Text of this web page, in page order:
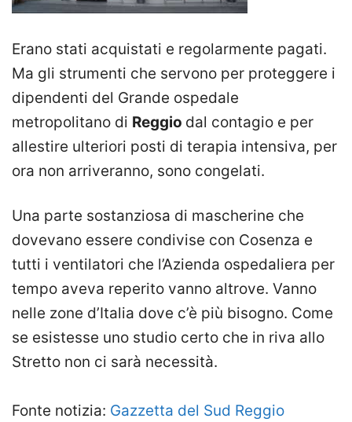
Erano stati acquistati e regolarmente pagati.
Ma gli strumenti che servono per proteggere i
dipendenti del Grande ospedale
metropolitano di Reggio dal contagio e per
allestire ulteriori posti di terapia intensiva, per
ora non arriveranno, sono congelati.
Una parte sostanziosa di mascherine che
dovevano essere condivise con Cosenza e
tutti i ventilatori che l’Azienda ospedaliera per
tempo aveva reperito vanno altrove. Vanno
nelle zone d’Italia dove c’è più bisogno. Come
se esistesse uno studio certo che in riva allo
Stretto non ci sarà necessità.
Fonte notizia: Gazzetta del Sud Reggio